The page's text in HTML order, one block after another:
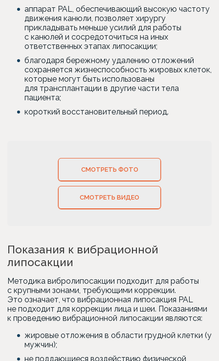
аппарат PAL, обеспечивающий высокую частоту
движения канюли, позволяет хирургу
прикладывать меньше усилий для работы
с канюлей и сосредоточиться на иных
ответственных этапах липосакции;
благодаря бережному удалению отложений
сохраняется жизнеспособность жировых клеток,
которые могут быть использованы
для трансплантации в другие части тела
пациента;
короткий восстановительный период.
СМОТРЕТЬ ФОТО
СМОТРЕТЬ ВИДЕО
Показания к вибрационной
липосакции
Методика вибролипосакции подходит для работы
с крупными зонами, требующими коррекции.
Это означает, что вибрационная липосакция PAL
не подходит для коррекции лица и шеи. Показаниями
к проведению вибрационной липосакции являются:
жировые отложения в области грудной клетки (у
мужчин);
не поддающиеся воздействию физической